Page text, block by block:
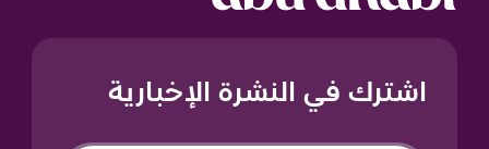
اشترك في النشرة الإخبارية